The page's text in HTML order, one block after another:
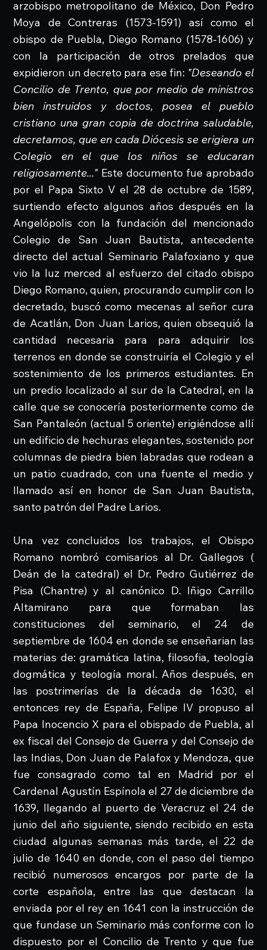
arzobispo metropolitano de México, Don Pedro
Moya de Contreras (1573-1591) así como el
obispo de Puebla, Diego Romano (1578-1606) y
con la participación de otros prelados que
expidieron un decreto para ese fin: "Deseando el
Concilio de Trento, que por medio de ministros
bien instruidos y doctos, posea el pueblo
cristiano una gran copia de doctrina saludable,
decretamos, que en cada Diócesis se erigiera un
Colegio en el que los niños se educaran
religiosamente..." Este documento fue aprobado
por el Papa Sixto V el 28 de octubre de 1589,
surtiendo efecto algunos años después en la
Angelópolis con la fundación del mencionado
Colegio de San Juan Bautista, antecedente
directo del actual Seminario Palafoxiano y que
vio la luz merced al esfuerzo del citado obispo
Diego Romano, quien, procurando cumplir con lo
decretado, buscó como mecenas al señor cura
de Acatlán, Don Juan Larios, quien obsequió la
cantidad necesaria para para adquirir los
terrenos en donde se construiría el Colegio y el
sostenimiento de los primeros estudiantes. En
un predio localizado al sur de la Catedral, en la
calle que se conocería posteriormente como de
San Pantaleón (actual 5 oriente) erigiéndose allí
un edificio de hechuras elegantes, sostenido por
columnas de piedra bien labradas que rodean a
un patio cuadrado, con una fuente el medio y
llamado así en honor de San Juan Bautista,
santo patrón del Padre Larios.
Una vez concluidos los trabajos, el Obispo
Romano nombró comisarios al Dr. Gallegos (
Deán de la catedral) el Dr. Pedro Gutiérrez de
Pisa (Chantre) y al canónico D. Iñigo Carrillo
Altamirano para que formaban las
constituciones del seminario, el 24 de
septiembre de 1604 en donde se enseñarian las
materias de: gramática latina, filosofia, teología
dogmática y teología moral. Años después, en
las postrimerías de la década de 1630, el
entonces rey de España, Felipe IV propuso al
Papa Inocencio X para el obispado de Puebla, al
ex fiscal del Consejo de Guerra y del Consejo de
las Indias, Don Juan de Palafox y Mendoza, que
fue consagrado como tal en Madrid por el
Cardenal Agustín Espínola el 27 de diciembre de
1639, llegando al puerto de Veracruz el 24 de
junio del año siguiente, siendo recibido en esta
ciudad algunas semanas más tarde, el 22 de
julio de 1640 en donde, con el paso del tiempo
recibió numerosos encargos por parte de la
corte española, entre las que destacan la
enviada por el rey en 1641 con la instrucción de
que fundase un Seminario más conforme con lo
dispuesto por el Concilio de Trento y que fue